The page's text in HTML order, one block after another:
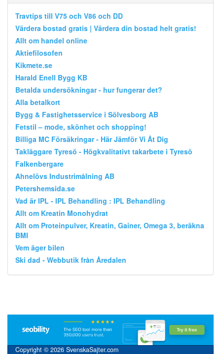
Travtips till V75 och V86 och DD
Värdera bostad gratis | Värdera din bostad helt gratis!
Allt om handel online
Aktiefilosofen
Kikmete.se
Harald Enell Bygg KB
Betalda undersökningar - hur fungerar det?
Alla betalkort
Bygg & Fastighetsservice i Sölvesborg AB
Fetstil – mode, skönhet och shopping!
Billiga MC Försäkringar - Här Jämför Vi Åt Dig
Takläggare Tyresö - Högkvalitativt takarbete i Tyresö
Falkenbergare
Ahnelövs Industrimålning AB
Petershemsida.se
Vad är IPL - IPL Behandling : IPL Behandling
Allt om Kreatin Monohydrat
Allt om Proteinpulver, Kreatin, Gainer, Omega 3, beräkna
BMI
Vem äger bilen
Ski dad - Webbutik från Åredalen
Copyright © 2026 SvenskaSajter.com